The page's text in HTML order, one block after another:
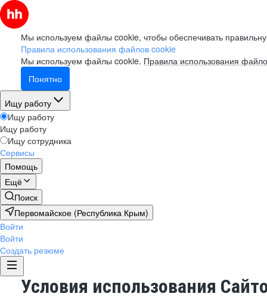
Мы используем файлы cookie, чтобы обеспечивать
Правила использования файлов cookie
Мы используем файлы cookie. Правила использования
Понятно
Ищу работу
Ищу работу
Ищу работу
Ищу сотрудника
Сервисы
Помощь
Ещё
Поиск
Первомайское (Республика Крым)
Войти
Войти
Создать резюме
Условия использования